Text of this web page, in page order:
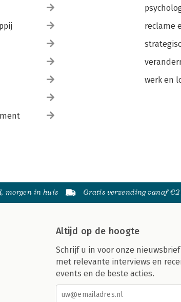
reclame
werk en
morgen in huis Gratis verzending vanaf
Altijd op de hoogte
Schrijf u in voor onze
met relevante interviews en
events en de beste acties.